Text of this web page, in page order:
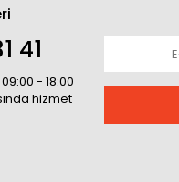
41
- 18:00
hizmet